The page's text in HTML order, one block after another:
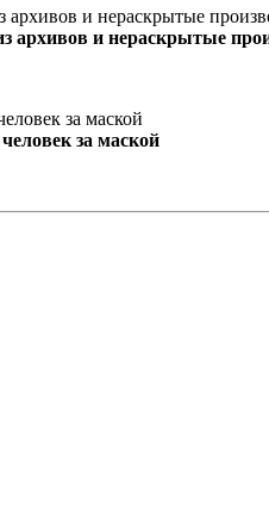
и нераскрытые
за маской